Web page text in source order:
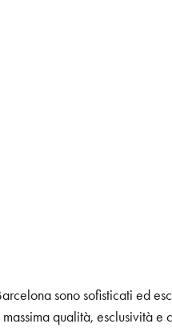
sono sofisticati ed
qualità, esclusività